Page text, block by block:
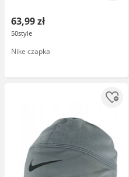
63,99 zł
50style
Nike czapka